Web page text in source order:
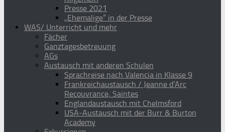
Presse 2021
„Ehemalige“ in der Presse
WAS/ Unterricht und mehr
Fächer
Ganztagesbetreuung
AGs
Austausch mit anderen Schulen
Sprachreise nach Valencia in Klasse 9
Frankreichaustausch / Jeanne d’Arc
Recouvrance, Saintes
Englandaustausch mit Chelmsford
USA-Austausch mit der Burr & Burton
Academy